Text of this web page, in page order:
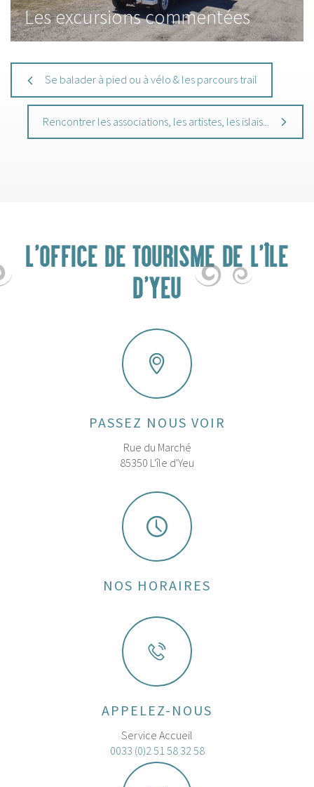
Les excursions commentées
Se balader à pied ou à vélo & les parcours trail
Rencontrer les associations, les artistes, les islais...
L'OFFICE DE TOURISME DE L'ÎLE
D'YEU
PASSEZ NOUS VOIR
Rue du Marché
85350 L'île d'Yeu
NOS HORAIRES
APPELEZ-NOUS
Service Accueil
0033 (0)2 51 58 32 58